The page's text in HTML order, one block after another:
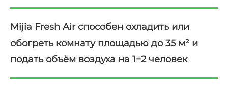
Mijia Fresh Air способен охладить или
обогреть комнату площадью до 35 м² и
подать объём воздуха на 1−2 человек